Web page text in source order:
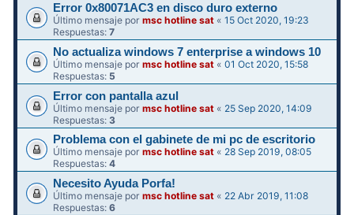
Error 0x80071AC3 en disco duro externo
Último mensaje pormsc hotline sat «15 Oct 2020, 19:23
Respuestas:7
No actualiza windows 7 enterprise a windows 10
Último mensaje pormsc hotline sat «01 Oct 2020, 15:58
Respuestas: 5
Error con pantalla azul
Último mensaje pormsc hotline sat « 25 Sep 2020, 14:09
Respuestas: 3
Problema con el gabinete de mi pc de escritorio
Último mensaje pormsc hotline sat « 28 Sep 2019, 08:05
Respuestas:4
Necesito Ayuda Porfa!
Último mensaje pormsc hotline sat « 22 Abr 2019, 11:08
Respuestas:6